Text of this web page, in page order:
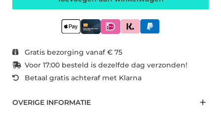
Gratis bezorging vanaf € 75
Voor 17:00 besteld is dezelfde dag verzonden!
Betaal gratis achteraf met Klarna
OVERIGE INFORMATIE